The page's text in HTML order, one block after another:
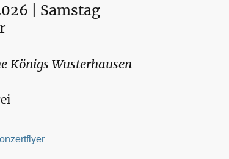
| Samstag
Königs Wusterhausen